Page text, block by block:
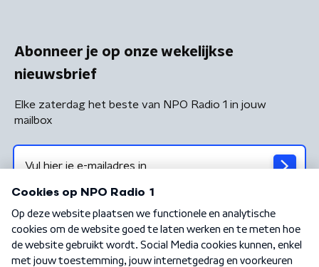
Abonneer je op onze wekelijkse
nieuwsbrief
Elke zaterdag het beste van NPO Radio 1 in jouw
mailbox
Algemene voorwaarden